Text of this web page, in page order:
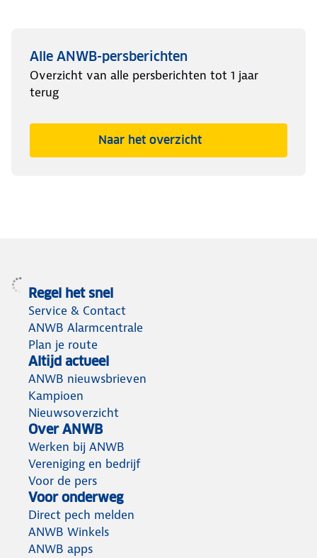
Alle ANWB-persberichten
Overzicht van alle persberichten tot 1 jaar
terug
Naar het overzicht
Regel het snel
Service & Contact
ANWB Alarmcentrale
Plan je route
Altijd actueel
ANWB nieuwsbrieven
Kampioen
Nieuwsoverzicht
Over ANWB
Werken bij ANWB
Vereniging en bedrijf
Voor de pers
Voor onderweg
Direct pech melden
ANWB Winkels
ANWB apps